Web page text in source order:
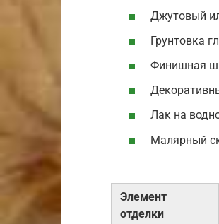
Джутовый
Грунтовка
Финишная
Лак на
Малярный
Элемент
отделки